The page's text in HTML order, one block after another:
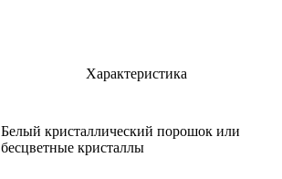
Характеристика
Белый кристаллический порошок или
бесцветные кристаллы